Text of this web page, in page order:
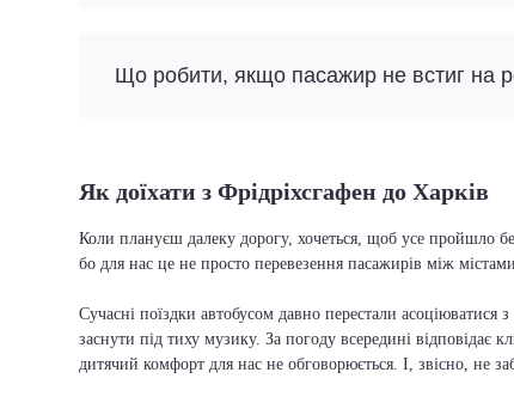
Що робити, якщо пасажир не встиг на
Як доїхати з Фрідріхсгафен до Харків
Коли плануєш далеку дорогу, хочеться, щоб усе пройшло
бо для нас це не просто перевезення пасажирів між
Сучасні поїздки автобусом давно перестали
заснути під тиху музику. За погоду всередині відповідає
дитячий комфорт для нас не обговорюється. І, звісно, не